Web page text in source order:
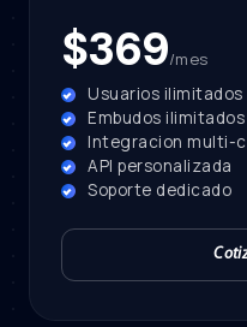
$369/mes
Usuarios ilimitados
Embudos ilimitados
Integracion multi-
API personalizada
Soporte dedicado